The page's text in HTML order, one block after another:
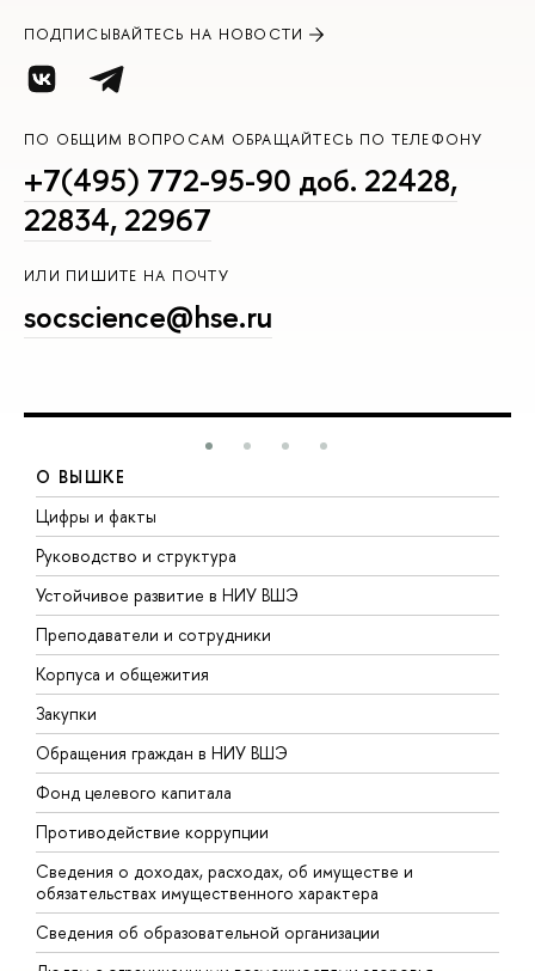
ПОДПИСЫВАЙТЕСЬ НА НОВОСТИ
ПО ОБЩИМ ВОПРОСАМ ОБРАЩАЙТЕСЬ ПО ТЕЛЕФОНУ
+7(495) 772-95-90 доб. 22428,
22834, 22967
ИЛИ ПИШИТЕ НА ПОЧТУ
socscience@hse.ru
О ВЫШКЕ
Цифры и факты
Руководство и структура
Устойчивое развитие в НИУ ВШЭ
Преподаватели и сотрудники
Корпуса и общежития
Закупки
Обращения граждан в НИУ ВШЭ
Фонд целевого капитала
Противодействие коррупции
Сведения о доходах, расходах, об имуществе и
обязательствах имущественного характера
Сведения об образовательной организации